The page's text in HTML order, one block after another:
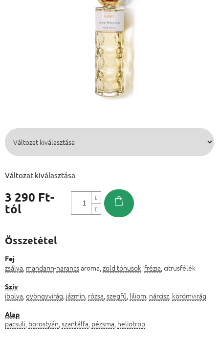
3 290 Ft-
tól
Változat kiválasztása
Összetétel
Fej
zsálya mandarin-narancsaroma, zöld tónusok frézia , citrusfélék
Szív
ibolya gyöngyvirág jázmin rózsa szegfű liliom nárcisz körömvirág
Alap
pacsuli borostyán szantálfa pézsma heliotrop